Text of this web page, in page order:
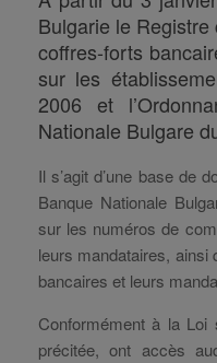
Bulgarie le
coffres-forts
sur les
2006 et
Nationale Bulgare
Il s’agit d’une base de
Banque Nationale
sur les numéros de
leurs mandataires, ainsi
bancaires et leurs
Conformément à la
précitée, ont accès